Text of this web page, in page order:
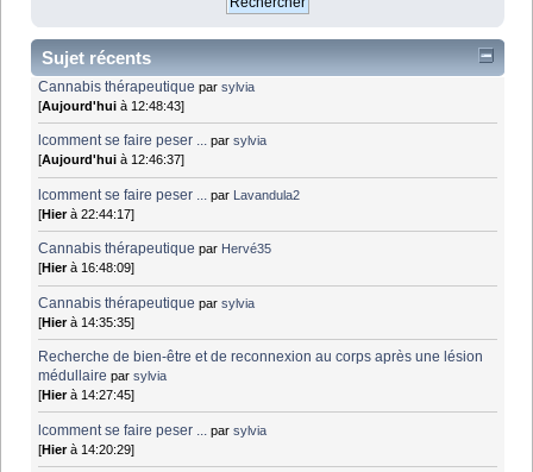
Sujet récents
Cannabis thérapeutique parsylvia
[Aujourd'hui à 12:48:43]
lcomment se faire peser ... parsylvia
[Aujourd'hui à 12:46:37]
lcomment se faire peser ... par Lavandula2
[Hierà 22:44:17]
Cannabis thérapeutique par Hervé35
[Hierà 16:48:09]
Cannabis thérapeutique parsylvia
[Hierà 14:35:35]
Recherche de bien-être et de reconnexion au corps après une lésion
médullaire parsylvia
[Hierà 14:27:45]
lcomment se faire peser ... parsylvia
[Hierà 14:20:29]